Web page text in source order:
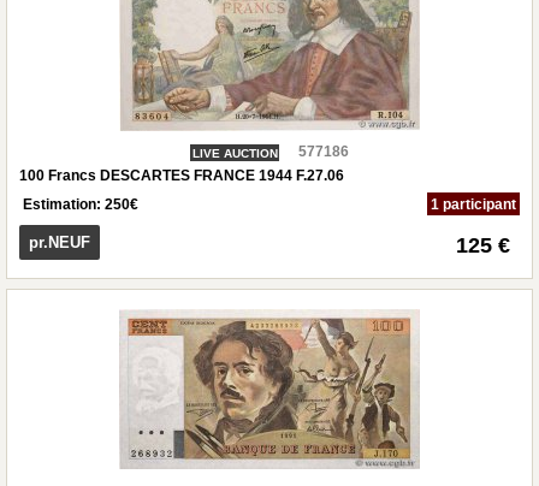
LIVE AUCTION
577186
100 Francs DESCARTES FRANCE 1944 F.27.06
Estimation: 250€ 1 participant
pr.NEUF 125 €